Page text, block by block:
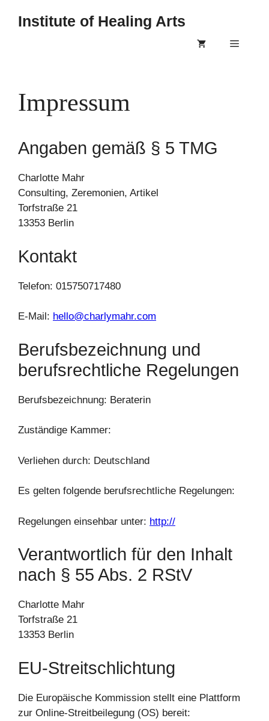
Institute of Healing Arts
Menu
Impressum
Angaben gemäß § 5 TMG
Charlotte Mahr
Consulting, Zeremonien, Artikel
Torfstraße 21
13353 Berlin
Kontakt
Telefon: 015750717480
E-Mail: hello@charlymahr.com
Berufsbezeichnung und
berufsrechtliche Regelungen
Berufsbezeichnung: Beraterin
Zuständige Kammer:
Verliehen durch: Deutschland
Es gelten folgende berufsrechtliche Regelungen:
Regelungen einsehbar unter: http://
Verantwortlich für den Inhalt
nach § 55 Abs. 2 RStV
Charlotte Mahr
Torfstraße 21
13353 Berlin
EU-Streitschlichtung
Die Europäische Kommission stellt eine Plattform
zur Online-Streitbeilegung (OS) bereit: